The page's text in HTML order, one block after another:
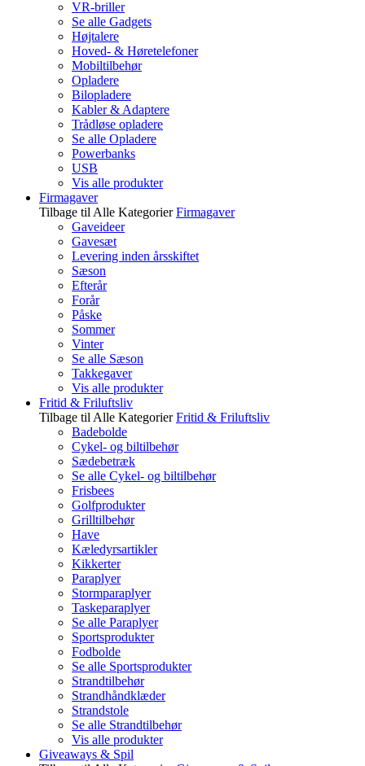
VR-briller
Se alle Gadgets
Højtalere
Hoved- & Høretelefoner
Mobiltilbehør
Opladere
Bilopladere
Kabler & Adaptere
Trådløse opladere
Se alle Opladere
Powerbanks
USB
Vis alle produkter
Firmagaver
Tilbage til Alle Kategorier Firmagaver
Gaveideer
Gavesæt
Levering inden årsskiftet
Sæson
Efterår
Forår
Påske
Sommer
Vinter
Se alle Sæson
Takkegaver
Vis alle produkter
Fritid & Friluftsliv
Tilbage til Alle Kategorier Fritid & Friluftsliv
Badebolde
Cykel- og biltilbehør
Sædebetræk
Se alle Cykel- og biltilbehør
Frisbees
Golfprodukter
Grilltilbehør
Have
Kæledyrsartikler
Kikkerter
Paraplyer
Stormparaplyer
Taskeparaplyer
Se alle Paraplyer
Sportsprodukter
Fodbolde
Se alle Sportsprodukter
Strandtilbehør
Strandhåndklæder
Strandstole
Se alle Strandtilbehør
Vis alle produkter
Giveaways & Spil